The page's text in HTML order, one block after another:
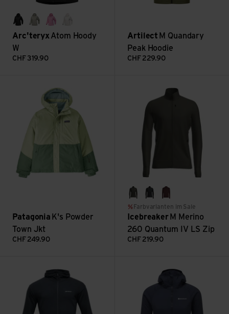
blackhabitatpineberry
Arc'teryx Atom Hoody
W
CHF 319.90
Artilect M Quandary
Peak Hoodie
CHF 229.90
Patagonia K's Powder
Town Jkt
CHF 249.90
dk loden
blackjava
Farbvarianten im Sale
Icebreaker M Merino
260 Quantum IV LS Zip
CHF 219.90